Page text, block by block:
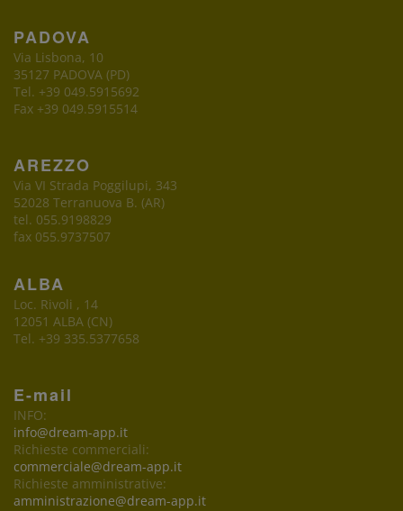
PADOVA
Via Lisbona, 10
35127 PADOVA (PD)
Tel. +39 049.5915692
Fax +39 049.5915514
AREZZO
Via VI Strada Poggilupi, 343
52028 Terranuova B. (AR)
tel. 055.9198829
fax 055.9737507
ALBA
Loc. Rivoli , 14
12051 ALBA (CN)
Tel. +39 335.5377658
E-mail
INFO:
info@dream-app.it
Richieste commerciali:
commerciale@dream-app.it
Richieste amministrative:
amministrazione@dream-app.it